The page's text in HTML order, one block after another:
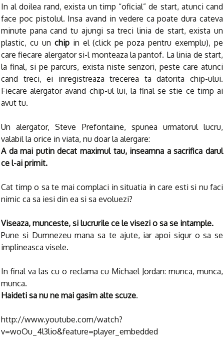
In al doilea rand, exista un timp “oficial” de start, atunci cand
face poc pistolul. Insa avand in vedere ca poate dura cateva
minute pana cand tu ajungi sa treci linia de start, exista un
plastic, cu un chip in el (click pe poza pentru exemplu), pe
care fiecare alergator si-l monteaza la pantof. La linia de start,
la final, si pe parcurs, exista niste senzori, peste care atunci
cand treci, ei inregistreaza trecerea ta datorita chip-ului.
Fiecare alergator avand chip-ul lui, la final se stie ce timp ai
avut tu.
Un alergator, Steve Prefontaine, spunea urmatorul lucru,
valabil la orice in viata, nu doar la alergare:
A da mai putin decat maximul tau, inseamna a sacrifica darul
ce l-ai primit.
Cat timp o sa te mai complaci in situatia in care esti si nu faci
nimic ca sa iesi din ea si sa evoluezi?
Viseaza, munceste, si lucrurile ce le visezi o sa se intample.
Pune si Dumnezeu mana sa te ajute, iar apoi sigur o sa se
implineasca visele.
In final va las cu o reclama cu Michael Jordan: munca, munca,
munca.
Haideti sa nu ne mai gasim alte scuze.
http://www.youtube.com/watch?
v=woOu_4l3lio&feature=player_embedded